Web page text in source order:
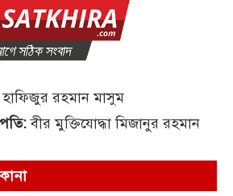
হাফিজুর রহমান মাসুম
বীর মুক্তিযোদ্ধা মিজানুর রহমান